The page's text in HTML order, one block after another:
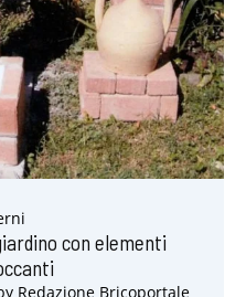
con elementi
Redazione Bricoportale